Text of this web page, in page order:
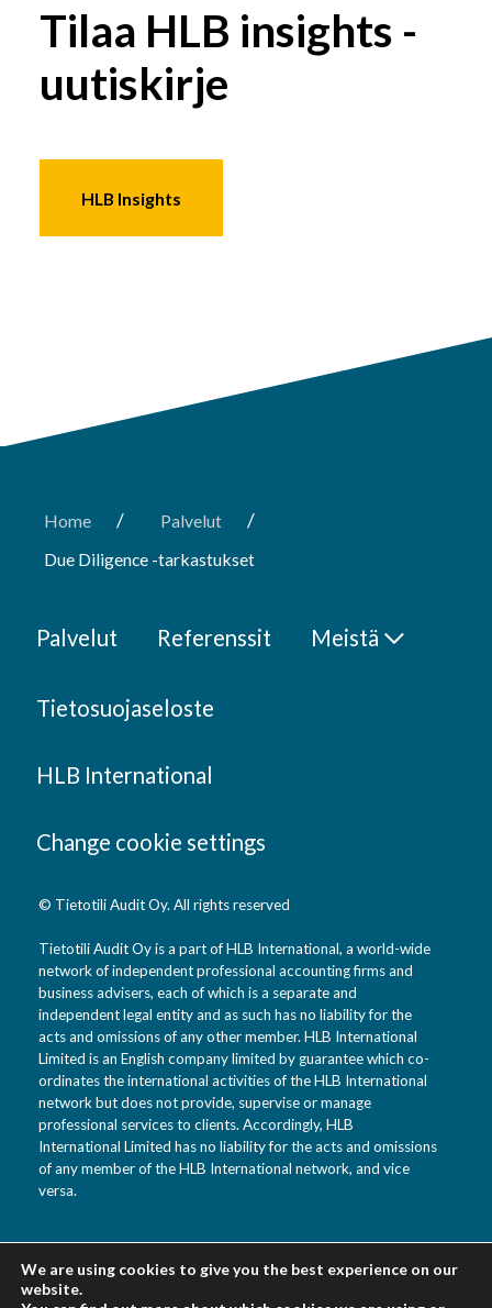
Tilaa HLB insights -
uutiskirje
HLB Insights
Home / Palvelut /
Due Diligence -tarkastukset
Palvelut Referenssit Meistä
Tietosuojaseloste
HLB International
Change cookie settings
© Tietotili Audit Oy. All rights reserved
Tietotili Audit Oy is a part of HLB International, a world-wide
network of independent professional accounting firms and
business advisers, each of which is a separate and
independent legal entity and as such has no liability for the
acts and omissions of any other member. HLB International
Limited is an English company limited by guarantee which co-
ordinates the international activities of the HLB International
network but does not provide, supervise or manage
professional services to clients. Accordingly, HLB
International Limited has no liability for the acts and omissions
of any member of the HLB International network, and vice
versa.
Tietotili Audit Oy
Vanha Kaarelantie 33 A
We are using cookies to give you the best experience on our
website.